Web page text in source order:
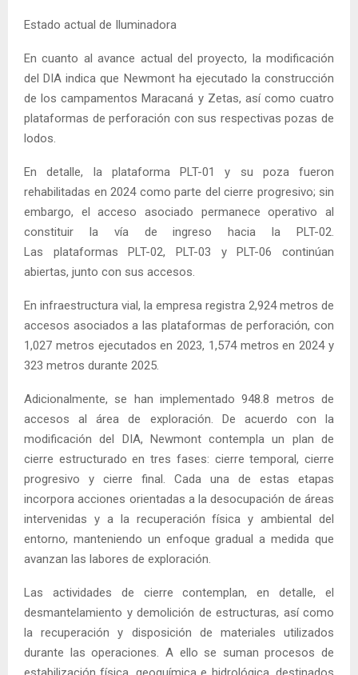
Estado actual de Iluminadora
En cuanto al avance actual del proyecto, la modificación
del DIA indica que Newmont ha ejecutado la construcción
de los campamentos Maracaná y Zetas, así como cuatro
plataformas de perforación con sus respectivas pozas de
lodos.
En detalle, la plataforma PLT-01 y su poza fueron
rehabilitadas en 2024 como parte del cierre progresivo; sin
embargo, el acceso asociado permanece operativo al
constituir la vía de ingreso hacia la PLT-02.
Las plataformas PLT-02, PLT-03 y PLT-06 continúan
abiertas, junto con sus accesos.
En infraestructura vial, la empresa registra 2,924 metros de
accesos asociados a las plataformas de perforación, con
1,027 metros ejecutados en 2023, 1,574 metros en 2024 y
323 metros durante 2025.
Adicionalmente, se han implementado 948.8 metros de
accesos al área de exploración. De acuerdo con la
modificación del DIA, Newmont contempla un plan de
cierre estructurado en tres fases: cierre temporal, cierre
progresivo y cierre final. Cada una de estas etapas
incorpora acciones orientadas a la desocupación de áreas
intervenidas y a la recuperación física y ambiental del
entorno, manteniendo un enfoque gradual a medida que
avanzan las labores de exploración.
Las actividades de cierre contemplan, en detalle, el
desmantelamiento y demolición de estructuras, así como
la recuperación y disposición de materiales utilizados
durante las operaciones. A ello se suman procesos de